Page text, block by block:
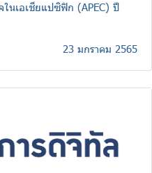
ในเอเชียแปซิฟิก (APEC) ปี
23 มกราคม 2565